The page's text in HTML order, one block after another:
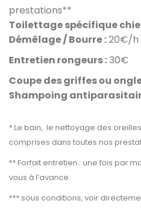
prestations**
Toilettage spécifique
Démêlage / Bourre :20€/h
Entretien rongeurs :30€
Coupe des griffes ou
Shampoing
* Le bain, le nettoyage des
comprises dans toutes nos
** Forfait entretien : une fois par
vous à l’avance.
*** sous conditions, voir